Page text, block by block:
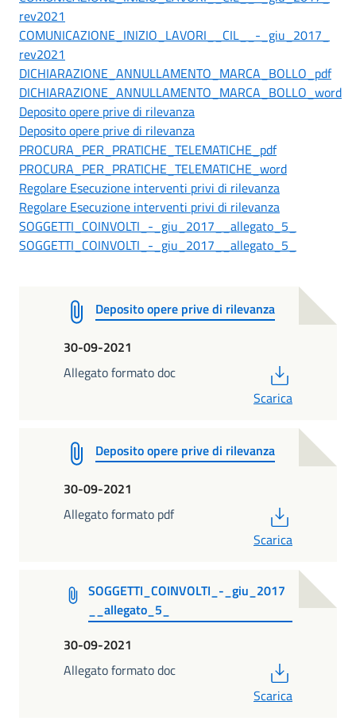
rev2021
COMUNICAZIONE_INIZIO_LAVORI__CIL__-_giu_2017_
rev2021
DICHIARAZIONE_ANNULLAMENTO_MARCA_BOLLO_pdf
DICHIARAZIONE_ANNULLAMENTO_MARCA_BOLLO_word
Deposito opere prive di rilevanza
Deposito opere prive di rilevanza
PROCURA_PER_PRATICHE_TELEMATICHE_pdf
PROCURA_PER_PRATICHE_TELEMATICHE_word
Regolare Esecuzione interventi privi di rilevanza
Regolare Esecuzione interventi privi di rilevanza
SOGGETTI_COINVOLTI_-_giu_2017__allegato_5_
SOGGETTI_COINVOLTI_-_giu_2017__allegato_5_
Deposito opere prive di rilevanza
30-09-2021
Allegato formato doc
Scarica
Deposito opere prive di rilevanza
30-09-2021
Allegato formato pdf
Scarica
SOGGETTI_COINVOLTI_-_giu_2017
__allegato_5_
30-09-2021
Allegato formato doc
Scarica